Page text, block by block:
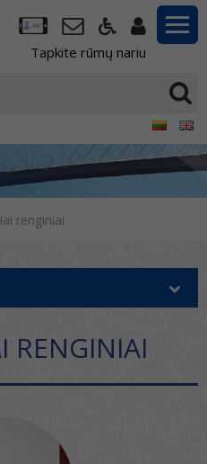
Tapkite rūmų nariu
renginiai
RENGINIAI